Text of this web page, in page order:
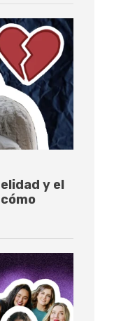
y el